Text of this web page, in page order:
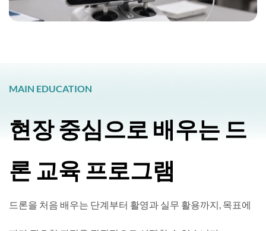
MAIN EDUCATION
현장 중심으로 배우는 드
론 교육 프로그램
드론을 처음 배우는 단계부터 활영과 실무 활용까지, 목표에